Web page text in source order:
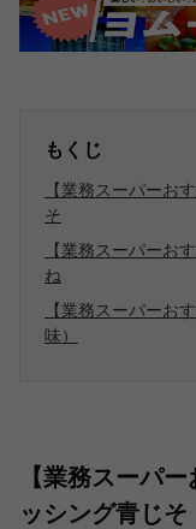
もくじ
【業務スーパーお
そ
【業務スーパー
ね
【業務スーパー
味）
【業務スーパ
ッシング青じそ